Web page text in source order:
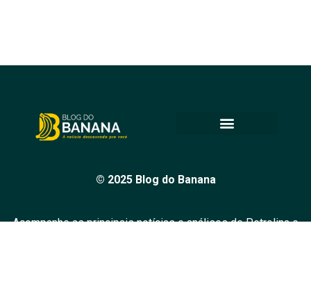
© 2025 Blog do Banana
Acompanhe as principais notícias e análises de Petrolina e